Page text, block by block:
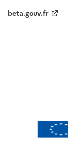
beta.gouv.fr